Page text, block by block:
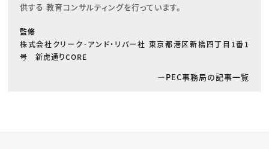
供する 教育コンサルティングを行っています。
監修
株式会社クリーク･アンド・リバー社 東京都港区新橋四丁目1番1
号 新虎通りCORE
PEC事務局の記事一覧